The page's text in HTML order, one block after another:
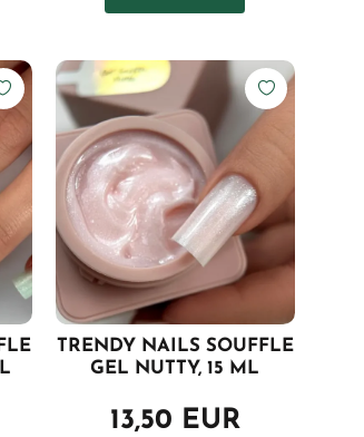
TRENDY NAILS SOUFFLE
GEL NUTTY, 15 ML
13,50 EUR